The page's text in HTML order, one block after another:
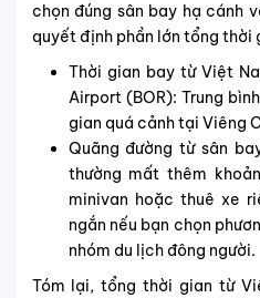
chọn đúng sân bay hạ cánh
quyết định phần lớn tổng thời
Thời gian bay từ Việt
Airport (BOR): Trung
gian quá cảnh tại Viêng
Quãng đường từ sân
thường mất thêm
minivan hoặc thuê xe
ngắn nếu bạn chọn
nhóm du lịch đông người.
Tóm lại, tổng thời gian từ